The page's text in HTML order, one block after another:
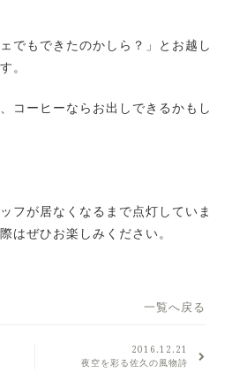
でもできたのかしら？」とお越し
。
コーヒーならお出しできるかもし
フが居なくなるまで点灯していま
はぜひお楽しみください。
一覧へ戻る
2016.12.21
夜空を彩る佐久の風物詩